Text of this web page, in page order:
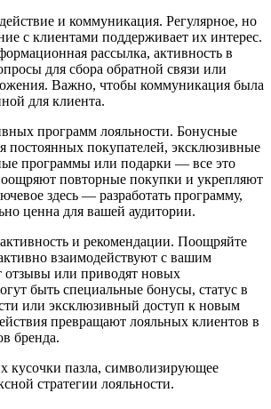
и коммуникация. Регулярное, но
с клиентами поддерживает их интерес.
рассылка, активность в
для сбора обратной связи или
Важно, чтобы коммуникация была
для клиента.
программ лояльности. Бонусные
постоянных покупателей, эксклюзивные
программы или подарки — все это
повторные покупки и укрепляют
здесь — разработать программу,
ценна для вашей аудитории.
и рекомендации. Поощряйте
взаимодействуют с вашим
отзывы или приводят новых
быть специальные бонусы, статус в
или эксклюзивный доступ к новым
превращают лояльных клиентов в
бренда.